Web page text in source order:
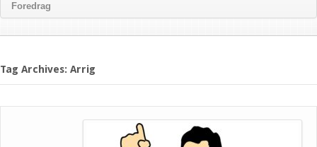
Foredrag
Tag Archives: Arrig